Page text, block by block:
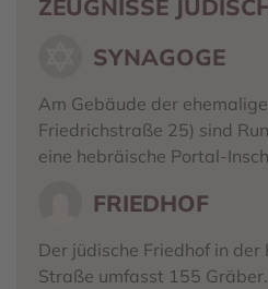
ZEUGNISSE
SYNAGOGE
Am Gebäude der
Friedrichstraße 25) sind
eine hebräische Portal-
FRIEDHOF
Der jüdische Friedhof in
Straße umfasst 155 Gräber.